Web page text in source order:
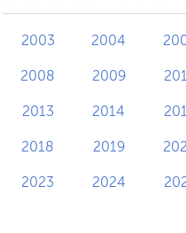
2003 2004
2008 2009
2013 2014
2018 2019
2023 2024